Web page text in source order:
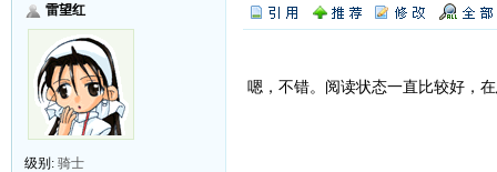
雷望红
级别: 骑士
嗯，不错。阅读状态一直比较好，